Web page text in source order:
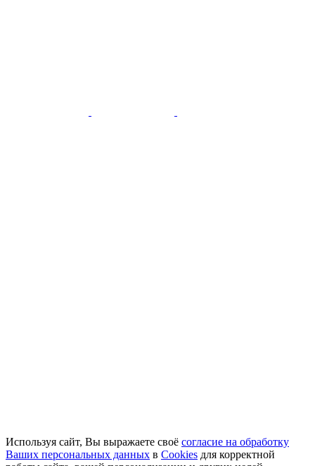
Используя сайт, Вы выражаете своё согласие на обработку
Ваших персональных данных в Cookies для корректной